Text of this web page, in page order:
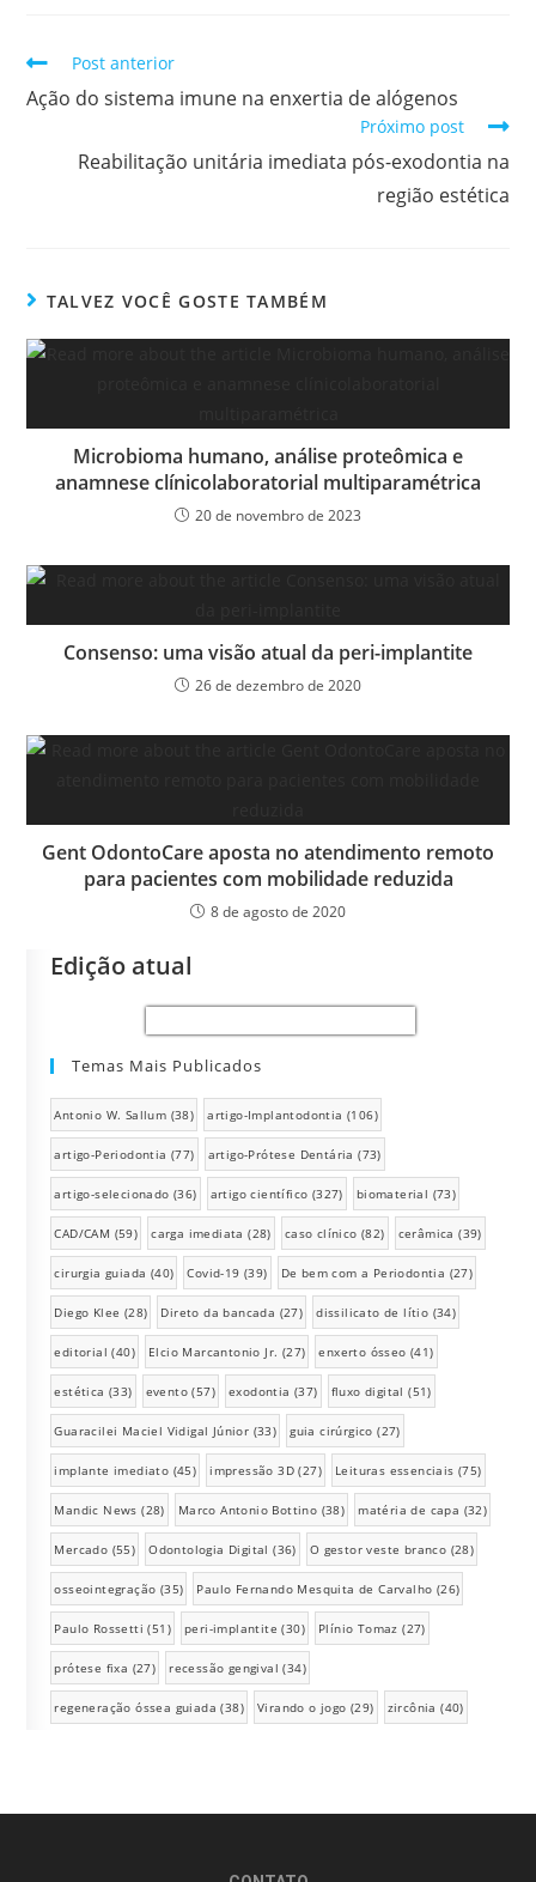
Post anterior
Ação do sistema imune na enxertia de alógenos
Próximo post
Reabilitação unitária imediata pós-exodontia na
região estética
TALVEZ VOCÊ GOSTE TAMBÉM
Microbioma humano, análise proteômica e
anamnese clínicolaboratorial multiparamétrica
20 de novembro de 2023
Consenso: uma visão atual da peri-implantite
26 de dezembro de 2020
Gent OdontoCare aposta no atendimento remoto
para pacientes com mobilidade reduzida
8 de agosto de 2020
Edição atual
Temas Mais Publicados
Antonio W. Sallum (38) artigo-Implantodontia (106)
artigo-Periodontia (77) artigo-Prótese Dentária (73)
artigo-selecionado (36) artigo científico (327) biomaterial (73)
CAD/CAM (59) carga imediata (28) caso clínico (82) cerâmica (39)
cirurgia guiada (40) Covid-19 (39) De bem com a Periodontia (27)
Diego Klee (28) Direto da bancada (27) dissilicato de lítio (34)
editorial (40) Elcio Marcantonio Jr. (27) enxerto ósseo (41)
estética (33) evento (57) exodontia (37) fluxo digital (51)
Guaracilei Maciel Vidigal Júnior (33) guia cirúrgico (27)
implante imediato (45) impressão 3D (27) Leituras essenciais (75)
Mandic News (28) Marco Antonio Bottino (38) matéria de capa (32)
Mercado (55) Odontologia Digital (36) O gestor veste branco (28)
osseointegração (35) Paulo Fernando Mesquita de Carvalho (26)
Paulo Rossetti (51) peri-implantite (30) Plínio Tomaz (27)
prótese fixa (27) recessão gengival (34)
regeneração óssea guiada (38) Virando o jogo (29) zircônia (40)